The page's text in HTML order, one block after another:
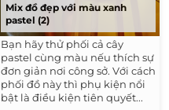
Mix đồ đẹp với màu xanh
pastel (2)
Bạn hãy thử phối cả cây
pastel cùng màu nếu thích sự
đơn giản nơi công sở. Với cách
phối đồ này thì phụ kiện nổi
bật là điều kiện tiên quyết...